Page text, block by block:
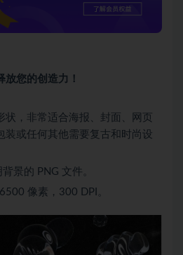
您的创造力！
状，非常适合海报、封面、网页
装或任何其他需要复古和时尚设
景的 PNG 文件。
像素，300 DPI。